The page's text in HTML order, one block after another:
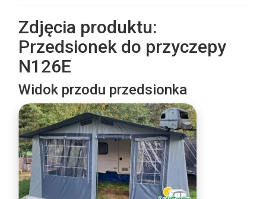
Zdjęcia produktu:
Przedsionek do przyczepy
N126E
Widok przodu przedsionka